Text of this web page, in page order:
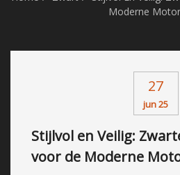
Moderne
27
jun 25
Stijlvol en Veilig:
voor de Moderne